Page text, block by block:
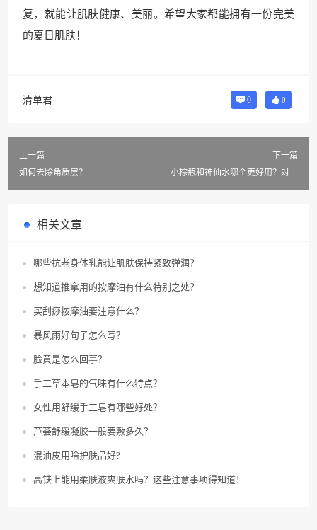
复，就能让肌肤健康、美丽。希望大家都能拥有一份完美
的夏日肌肤！
清单君 0 0
上一篇
如何去除角质层？
下一篇
小棕瓶和神仙水哪个更好用？对比
相关文章
哪些抗老身体乳能让肌肤保持紧致弹润？
想知道推拿用的按摩油有什么特别之处？
买刮痧按摩油要注意什么？
暴风雨好句子怎么写？
脸黄是怎么回事？
手工草本皂的气味有什么特点？
女性用舒缓手工皂有哪些好处？
芦荟舒缓凝胶一般要敷多久？
混油皮用啥护肤品好?
高铁上能用柔肤液爽肤水吗？这些注意事项得知道！